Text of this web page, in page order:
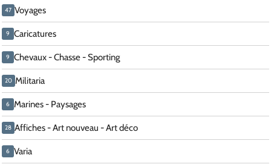
47 Voyages
9 Caricatures
9 Chevaux - Chasse - Sporting
20 Militaria
6 Marines - Paysages
28 Affiches - Art nouveau - Art déco
6 Varia